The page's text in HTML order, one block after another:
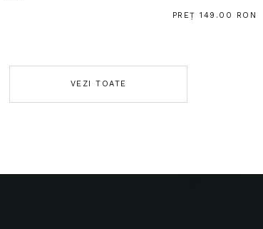
PREȚ 149.00 RON
VEZI TOATE